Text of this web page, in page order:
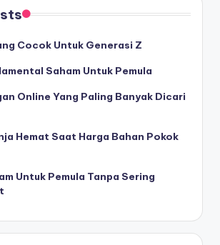
Cocok Untuk Generasi Z
Saham Untuk Pemula
Online Yang Paling Banyak Dicari
Hemat Saat Harga Bahan Pokok
Untuk Pemula Tanpa Sering